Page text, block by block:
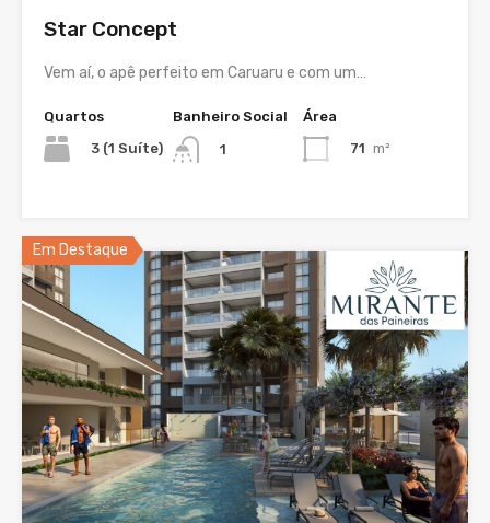
Star Concept
Vem aí, o apê perfeito em Caruaru e com um…
Quartos
3 (1 Suíte)
Banheiro Social
1
Área
71 m²
Em Destaque